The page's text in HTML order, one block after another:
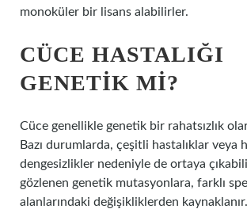
monoküler bir lisans alabilirler.
CÜCE HASTALIĞI
GENETIK MI?
Cüce genellikle genetik bir rahatsızlık
Bazı durumlarda, çeşitli hastalıklar veya
dengesizlikler nedeniyle de ortaya
gözlenen genetik mutasyonlara, farklı
alanlarındaki değişikliklerden kaynaklanır.